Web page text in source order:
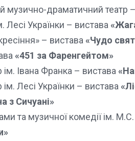
музично-драматичний театр
Лесі Українки – вистава
– вистава «Чудо
«451 за Фаренгейтом»
Івана Франка – вистава
Лесі Українки – вистава
з Сичуані»
та музичної комедії ім.